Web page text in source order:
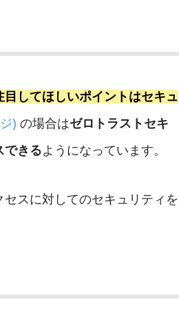
してほしいポイントはセキュ
) の場合はゼロトラストセキ
できるようになっています。
スに対してのセキュリティを